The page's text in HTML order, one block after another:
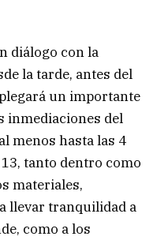
diálogo con la
la tarde, antes del
un importante
inmediaciones del
menos hasta las 4
tanto dentro como
materiales,
llevar tranquilidad a
como a los